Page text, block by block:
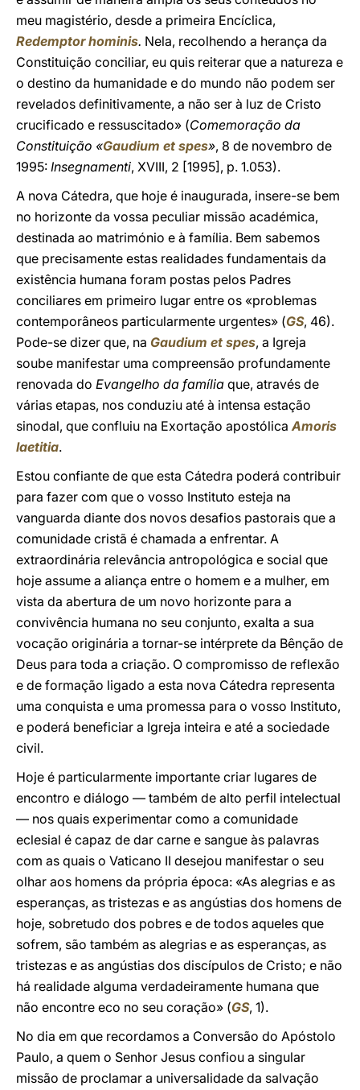
meu magistério, desde a primeira Encíclica,
Redemptor hominis. Nela, recolhendo a herança da
Constituição conciliar, eu quis reiterar que a natureza e
o destino da humanidade e do mundo não podem ser
revelados definitivamente, a não ser à luz de Cristo
crucificado e ressuscitado» (Comemoração da
Constituição «Gaudium et spes», 8 de novembro de
1995: Insegnamenti, XVIII, 2 [1995], p. 1.053).
A nova Cátedra, que hoje é inaugurada, insere-se bem
no horizonte da vossa peculiar missão académica,
destinada ao matrimónio e à família. Bem sabemos
que precisamente estas realidades fundamentais da
existência humana foram postas pelos Padres
conciliares em primeiro lugar entre os «problemas
contemporâneos particularmente urgentes» (GS, 46).
Pode-se dizer que, na Gaudium et spes, a Igreja
soube manifestar uma compreensão profundamente
renovada do Evangelho da família que, através de
várias etapas, nos conduziu até à intensa estação
sinodal, que confluiu na Exortação apostólicaAmoris
laetitia.
Estou confiante de que esta Cátedra poderá contribuir
para fazer com que o vosso Instituto esteja na
vanguarda diante dos novos desafios pastorais que a
comunidade cristã é chamada a enfrentar. A
extraordinária relevância antropológica e social que
hoje assume a aliança entre o homem e a mulher, em
vista da abertura de um novo horizonte para a
convivência humana no seu conjunto, exalta a sua
vocação originária a tornar-se intérprete da Bênção de
Deus para toda a criação. O compromisso de reflexão
e de formação ligado a esta nova Cátedra representa
uma conquista e uma promessa para o vosso Instituto,
e poderá beneficiar a Igreja inteira e até a sociedade
civil.
Hoje é particularmente importante criar lugares de
encontro e diálogo — também de alto perfil intelectual
— nos quais experimentar como a comunidade
eclesial é capaz de dar carne e sangue às palavras
com as quais o Vaticano II desejou manifestar o seu
olhar aos homens da própria época: «As alegrias e as
esperanças, as tristezas e as angústias dos homens de
hoje, sobretudo dos pobres e de todos aqueles que
sofrem, são também as alegrias e as esperanças, as
tristezas e as angústias dos discípulos de Cristo; e não
há realidade alguma verdadeiramente humana que
não encontre eco no seu coração» (GS, 1).
No dia em que recordamos a Conversão do Apóstolo
Paulo, a quem o Senhor Jesus confiou a singular
missão de proclamar a universalidade da salvação